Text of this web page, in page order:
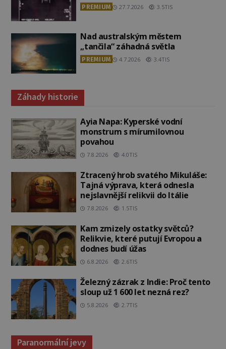
PREMIUM 27.7.2026 3.5TIS
Nad australským městem
„tančila“ záhadná světla
PREMIUM 4.7.2026 3.4TIS
Záhady historie
Ayia Napa: Kyperské vodní
monstrum s mírumilovnou
povahou
7.8.2026 4.0TIS
Ztracený hrob svatého Mikuláše:
Tajná výprava, která odnesla
nejslavnější relikvii do Itálie
7.8.2026 1.5TIS
Kam zmizely ostatky světců?
Relikvie, které putují Evropou a
dodnes budí úžas
6.8.2026 2.6TIS
Železný zázrak z Indie: Proč tento
sloup už 1 600 let nezná rez?
5.8.2026 2.7TIS
Paranormální jevy